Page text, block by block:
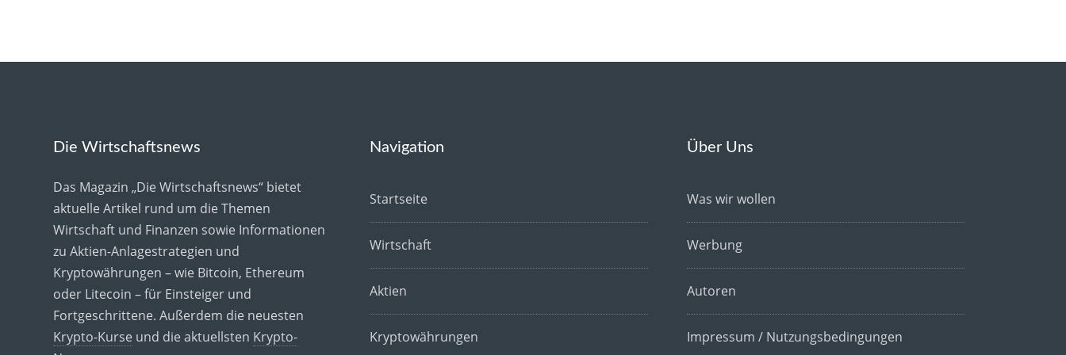
Die Wirtschaftsnews
Das Magazin „Die Wirtschaftsnews“ bietet
aktuelle Artikel rund um die Themen
Wirtschaft und Finanzen sowie Informationen
zu Aktien-Anlagestrategien und
Kryptowährungen – wie Bitcoin, Ethereum
oder Litecoin – für Einsteiger und
Fortgeschrittene. Außerdem die neuesten
Krypto-Kurse und die aktuellsten Krypto-
Navigation
Startseite
Wirtschaft
Aktien
Kryptowährungen
Über Uns
Was wir wollen
Werbung
Autoren
Impressum / Nutzungsbedingungen